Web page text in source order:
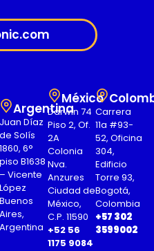
Argentina
Juan Díaz
de Solís
1860, 6°
piso B1638
– Vicente
López
Buenos
Aires,
Argentina
México
Darwin 74
Piso 2, Of.
2A
Colonia
Nva.
Anzures
Ciudad de
México,
C.P. 11590
+52 56
1175 9084
Carrera
11a #93-
52, Oficina
304,
Edificio
Torre 93,
Bogotá,
Colombia
+57 302
3599002